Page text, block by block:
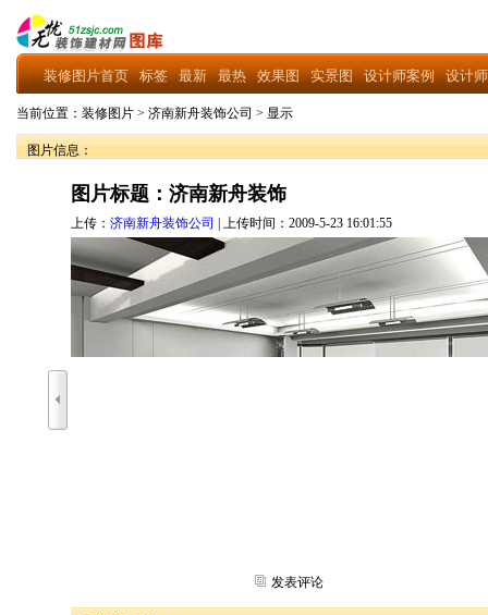
装修图片首页 标签 最新 最热 效果图 实景图 设计师案例 设计
当前位置： 装修图片 > 济南新舟装饰公司 > 显示
图片信息：
图片标题：济南新舟装饰
上传： 济南新舟装饰公司 | 上传时间：2009-5-23 16:01:55
发表评论